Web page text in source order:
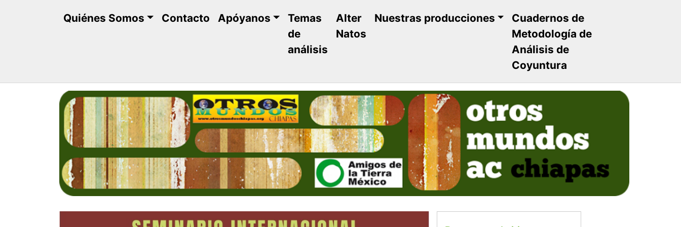
Quiénes Somos Contacto Apóyanos
Temas
de
análisis
Alter
Natos
Nuestras producciones
Cuadernos de
Metodología de
Análisis de
Coyuntura